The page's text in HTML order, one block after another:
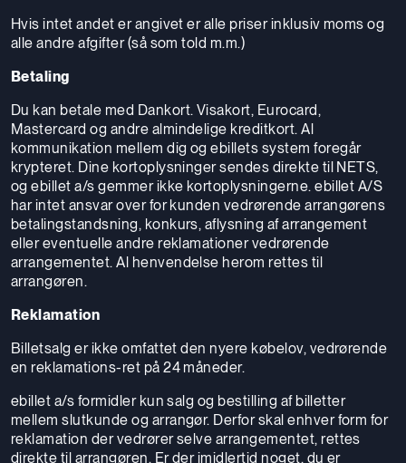
Hvis intet andet er angivet er alle priser inklusiv moms og
alle andre afgifter (så som told m.m.)
Betaling
Du kan betale med Dankort. Visakort, Eurocard,
Mastercard og andre almindelige kreditkort. Al
kommunikation mellem dig og ebillets system foregår
krypteret. Dine kortoplysninger sendes direkte til NETS,
og ebillet a/s gemmer ikke kortoplysningerne. ebillet A/S
har intet ansvar over for kunden vedrørende arrangørens
betalingstandsning, konkurs, aflysning af arrangement
eller eventuelle andre reklamationer vedrørende
arrangementet. Al henvendelse herom rettes til
arrangøren.
Reklamation
Billetsalg er ikke omfattet den nyere købelov, vedrørende
en reklamations-ret på 24 måneder.
ebillet a/s formidler kun salg og bestilling af billetter
mellem slutkunde og arrangør. Derfor skal enhver form for
reklamation der vedrører selve arrangementet, rettes
direkte til arrangøren. Er der imidlertid noget, du er